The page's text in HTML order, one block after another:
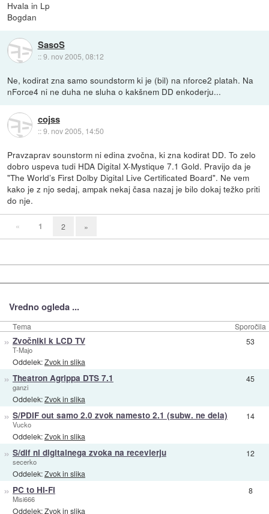
Hvala in Lp
Bogdan
SasoS
::9. nov 2005, 08:12
Ne, kodirat zna samo soundstorm ki je (bil) na nforce2 platah. Na
nForce4 ni ne duha ne sluha o kakšnem DD enkoderju...
cojss
::9. nov 2005, 14:50
Pravzaprav sounstorm ni edina zvočna, ki zna kodirat DD. To zelo
dobro uspeva tudi HDA Digital X-Mystique 7.1 Gold. Pravijo da je
"The World’s First Dolby Digital Live Certificated Board". Ne vem
kako je z njo sedaj, ampak nekaj časa nazaj je bilo dokaj težko priti
do nje.
« 1 2 »
Vredno ogleda ...
Tema Sporočila
» Zvočniki k LCD TV
T-Majo
Oddelek:Zvok in slika
53
» Theatron Agrippa DTS 7.1
ganzi
Oddelek:Zvok in slika
45
» S/PDIF out samo 2.0 zvok namesto 2.1 (subw. ne dela)
Vucko
Oddelek:Zvok in slika
14
» S/dif ni digitalnega zvoka na recevierju
secerko
Oddelek:Zvok in slika
12
» PC to HI-FI
Misi666
Oddelek:Zvok in slika
8